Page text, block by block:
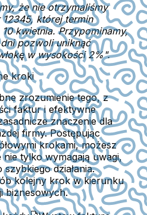
że nie otrzymaliśmy
12345, której termin
kwietnia. Przypominamy,
pozwoli uniknąć
w wysokości 2%".
kroki
zrozumienie tego, z
faktur i efektywne
znaczenie dla
firmy. Postępując
krokami, możesz
tylko wymagają uwagi,
działania.
kolejny krok w kierunku
biznesowych.